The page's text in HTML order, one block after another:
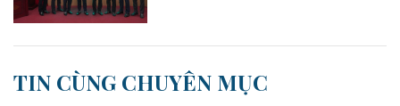
TIN CÙNG CHUYÊN MỤC